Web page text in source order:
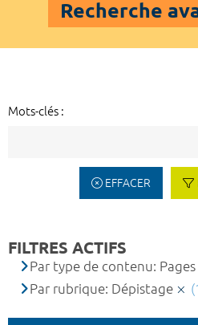
Recherche
Mots-clés :
EFFACER
FILTRES ACTIFS
Par type de contenu: Pages
Par rubrique: Dépistage